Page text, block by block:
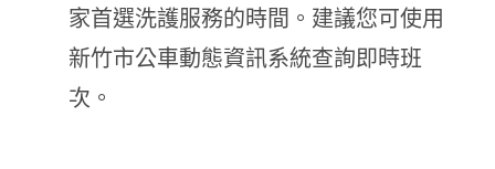
家首選洗護服務的時間。建議您可使用
新竹市公車動態資訊系統查詢即時班
次。